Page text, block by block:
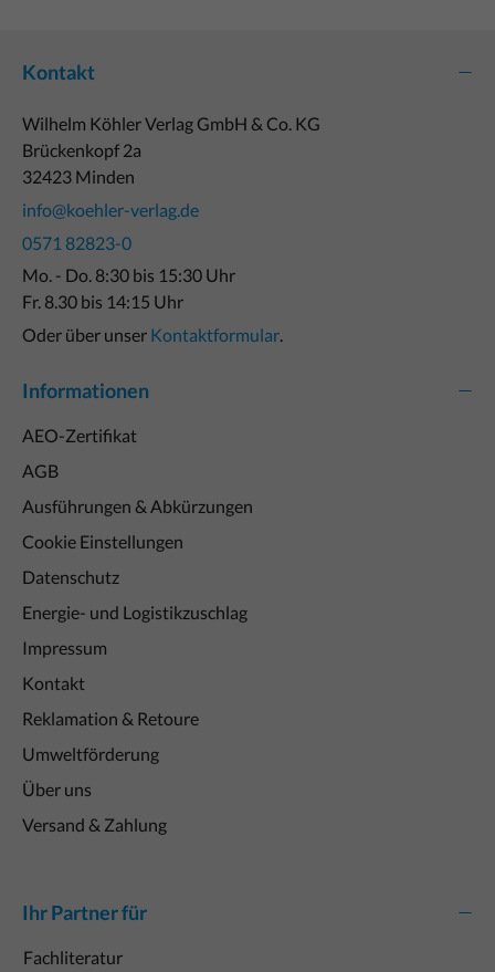
Kontakt
Wilhelm Köhler Verlag GmbH & Co. KG
Brückenkopf 2a
32423 Minden
info@koehler-verlag.de
0571 82823-0
Mo. - Do. 8:30 bis 15:30 Uhr
Fr. 8.30 bis 14:15 Uhr
Oder über unser Kontaktformular.
Informationen
AEO-Zertifikat
AGB
Ausführungen & Abkürzungen
Cookie Einstellungen
Datenschutz
Energie- und Logistikzuschlag
Impressum
Kontakt
Reklamation & Retoure
Umweltförderung
Über uns
Versand & Zahlung
Ihr Partner für
Fachliteratur